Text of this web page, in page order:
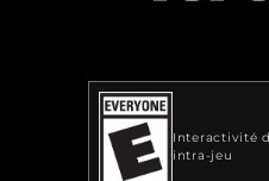
Interactivité
intra-jeu